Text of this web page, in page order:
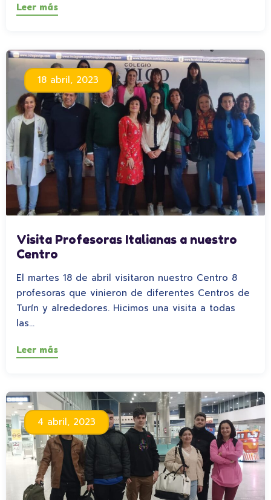
Leer más
18 abril, 2023
Visita Profesoras Italianas a nuestro
Centro
El martes 18 de abril visitaron nuestro Centro 8
profesoras que vinieron de diferentes Centros de
Turín y alrededores. Hicimos una visita a todas
las…
Leer más
4 abril, 2023